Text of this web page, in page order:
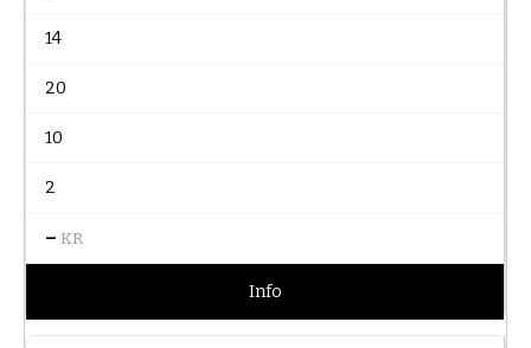
14
20
10
2
– KR
Info